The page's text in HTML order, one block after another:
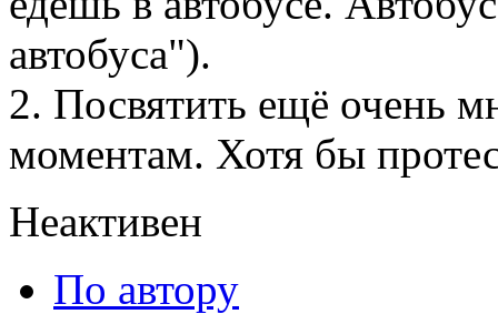
автобуса").
2. Посвятить ещё очень
моментам. Хотя бы
Неактивен
По автору